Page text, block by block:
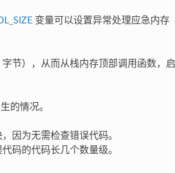
变量可以设置异常处理应急内存
节），从而从栈内存顶部调用函数，启
的情况。
因为无需检查错误代码。
码的代码长几个数量级。